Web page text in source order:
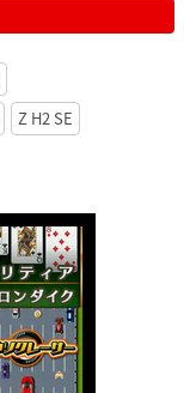
Z H2 SE